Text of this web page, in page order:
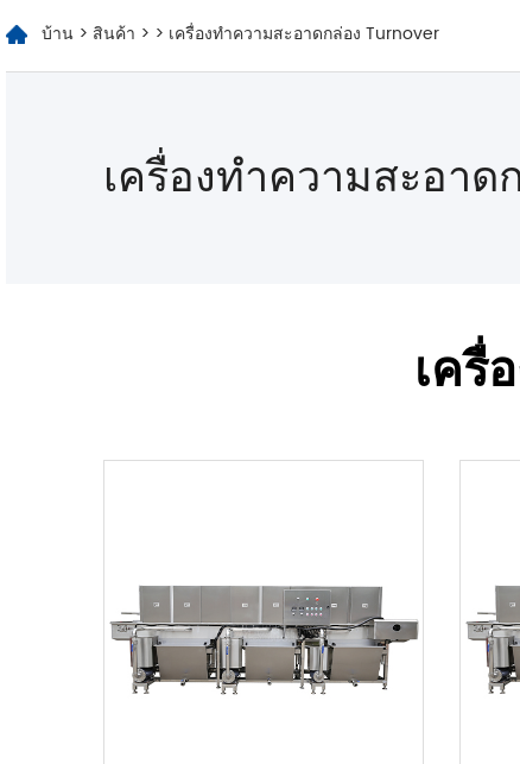
บ้าน > สินค้า > > เครื่องทำความสะอาดกล่อง Turnover
เครื่องทำความสะอา
เครื่